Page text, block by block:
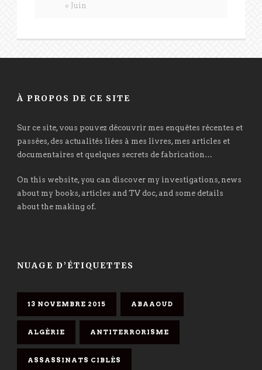
« Juin
À PROPOS DE CE SITE
Sur ce site, vous pouvez découvrir mes enquêtes récentes et
passées, des actualités liées à mes livres, mes articles et
documentaires et quelques secrets de fabrication…
On this website, you can discover my investigations, news
about my books, articles and TV doc, and some details
about the making of.
NUAGE D’ÉTIQUETTES
13 NOVEMBRE 2015 ABAAOUD
ALGÉRIE ANTITERRORISME
ASSASSINATS CIBLÉS